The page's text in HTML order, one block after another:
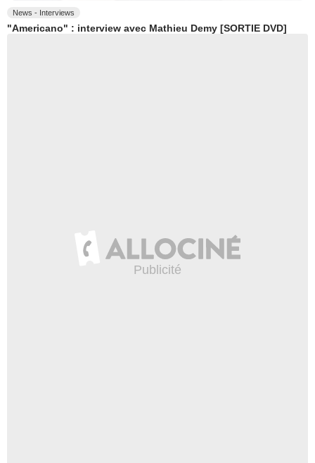
News - Interviews
"Americano" : interview avec Mathieu Demy [SORTIE DVD]